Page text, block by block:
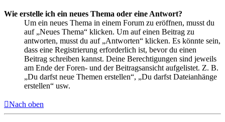
Wie erstelle ich ein neues Thema oder eine Antwort?
Um ein neues Thema in einem Forum zu eröffnen, musst du
auf „Neues Thema“ klicken. Um auf einen Beitrag zu
antworten, musst du auf „Antworten“ klicken. Es könnte sein,
dass eine Registrierung erforderlich ist, bevor du einen
Beitrag schreiben kannst. Deine Berechtigungen sind jeweils
am Ende der Foren- und der Beitragsansicht aufgelistet. Z. B.
„Du darfst neue Themen erstellen“, „Du darfst Dateianhänge
erstellen“ usw.
Nach oben